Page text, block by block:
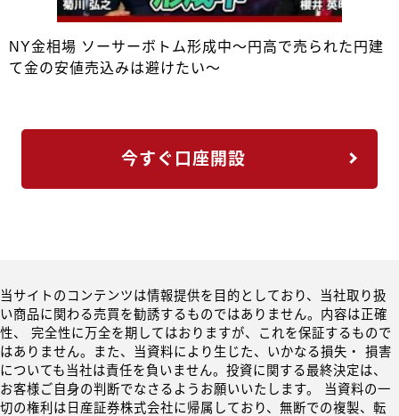
NY金相場 ソーサーボトム形成中～円高で売られた円建
て金の安値売込みは避けたい～
今すぐ口座開設
当サイトのコンテンツは情報提供を目的としており、当社取り扱
い商品に関わる売買を勧誘するものではありません。内容は正確
性、 完全性に万全を期してはおりますが、これを保証するもので
はありません。また、当資料により生じた、いかなる損失・ 損害
についても当社は責任を負いません。投資に関する最終決定は、
お客様ご自身の判断でなさるようお願いいたします。 当資料の一
切の権利は日産証券株式会社に帰属しており、無断での複製、転